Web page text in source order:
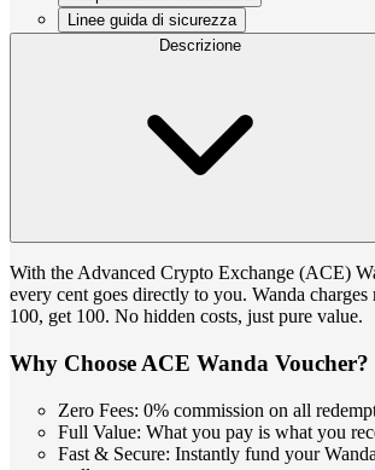
Linee guida di sicurezza
Descrizione
With the Advanced Crypto Exchange (ACE)
every cent goes directly to you. Wanda
100, get 100. No hidden costs, just pure value.
Why Choose ACE Wanda Voucher?
Zero Fees: 0% commission on all
Full Value: What you pay is what you
Fast & Secure: Instantly fund your